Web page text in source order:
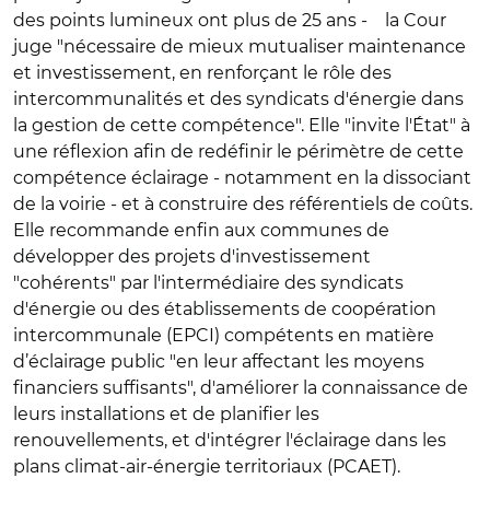
des points lumineux ont plus de 25 ans - la Cour
juge "nécessaire de mieux mutualiser maintenance
et investissement, en renforçant le rôle des
intercommunalités et des syndicats d'énergie dans
la gestion de cette compétence". Elle "invite l'État" à
une réflexion afin de redéfinir le périmètre de cette
compétence éclairage - notamment en la dissociant
de la voirie - et à construire des référentiels de coûts.
Elle recommande enfin aux communes de
développer des projets d'investissement
"cohérents" par l'intermédiaire des syndicats
d'énergie ou des établissements de coopération
intercommunale (EPCI) compétents en matière
d’éclairage public "en leur affectant les moyens
financiers suffisants", d'améliorer la connaissance de
leurs installations et de planifier les
renouvellements, et d'intégrer l'éclairage dans les
plans climat-air-énergie territoriaux (PCAET).